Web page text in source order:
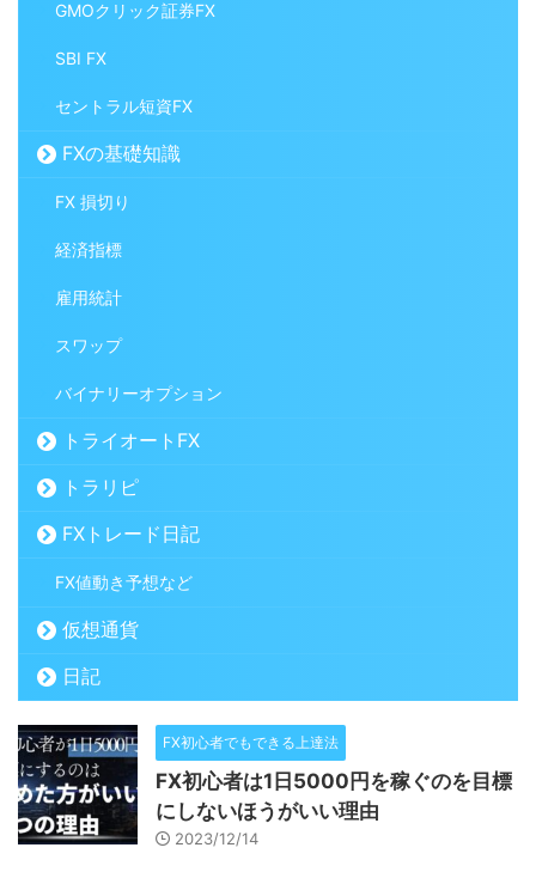
GMOクリック証券FX
SBI FX
セントラル短資FX
FXの基礎知識
FX 損切り
経済指標
雇用統計
スワップ
バイナリーオプション
トライオートFX
トラリピ
FXトレード日記
FX値動き予想など
仮想通貨
日記
FX初心者でもできる上達法
FX初心者は1日5000円を稼ぐのを目標
にしないほうがいい理由
2023/12/14